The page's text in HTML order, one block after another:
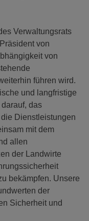
Verwaltungsrats
von
von
führen wird.
und langfristige
das
Dienstleistungen
mit dem
allen
der Landwirte
bekämpfen. Unsere
der
Sicherheit und